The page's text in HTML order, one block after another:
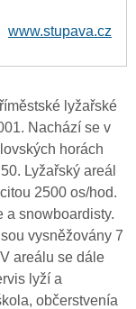
www.stupava.cz
lyžařské
Nachází se v
horách
Lyžařský areál
2500 os/hod.
a snowboardisty.
vysněžovány 7
areálu se dále
lyží a
občerstvenía